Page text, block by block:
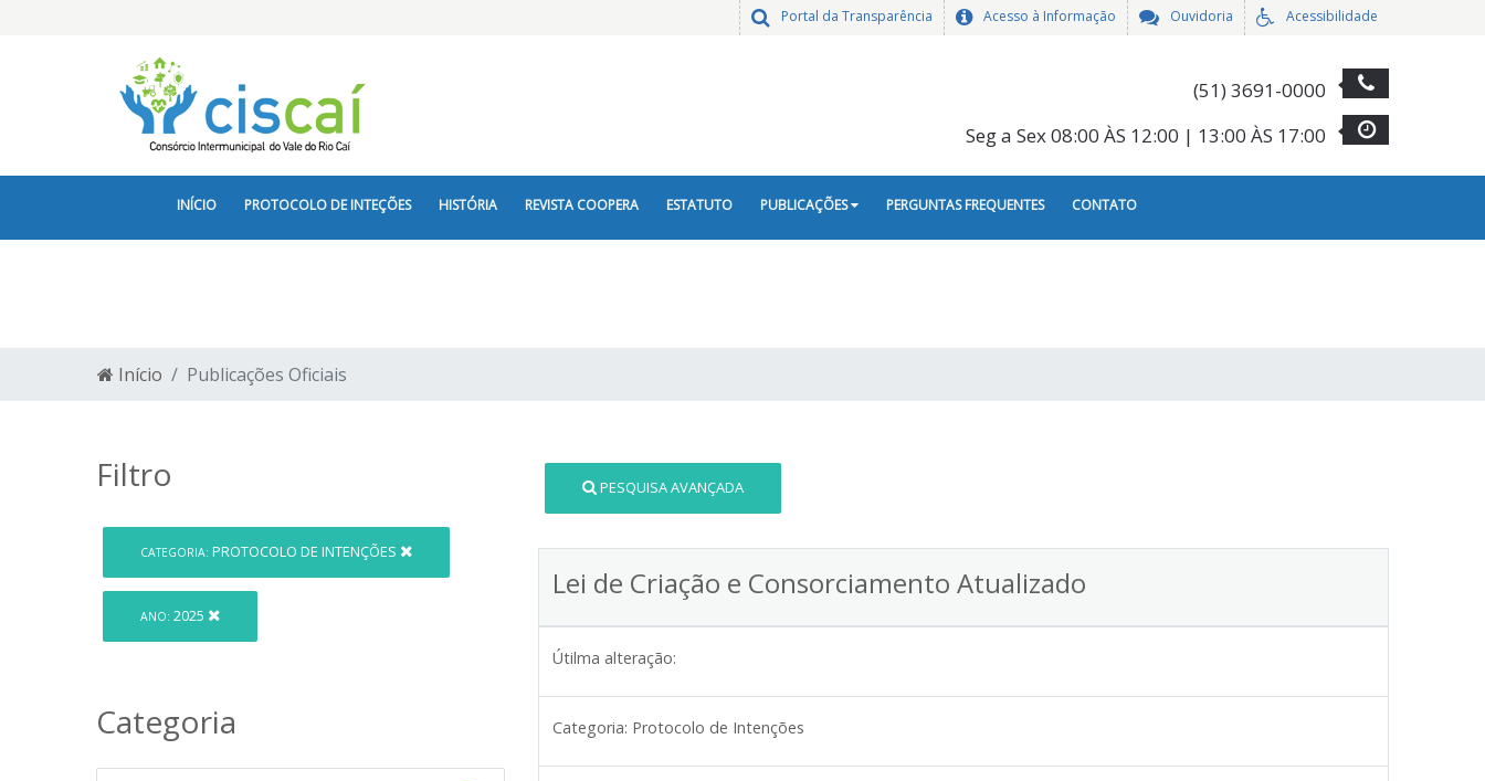
Acessibilidade
Ouvidoria
Acesso à Informação
Portal da Transparência
(51) 3691-0000
Seg a Sex 08:00 ÀS 12:00 | 13:00 ÀS 17:00
INÍCIO PROTOCOLO DE INTEÇÕES HISTÓRIA REVISTA COOPERA ESTATUTO PUBLICAÇÕES PERGUNTAS FREQUENTES CONTATO
Início Publicações Oficiais
Filtro
CATEGORIA: PROTOCOLO DE INTENÇÕES
ANO: 2025
Categoria
PESQUISA AVANÇADA
Lei de Criação e Consorciamento Atualizado
Útilma alteração:
Categoria: Protocolo de Intenções